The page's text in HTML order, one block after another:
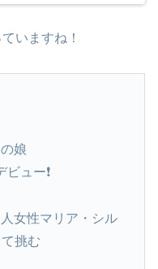
いますね！
娘
ュー❗
女性マリア・シル
挑む